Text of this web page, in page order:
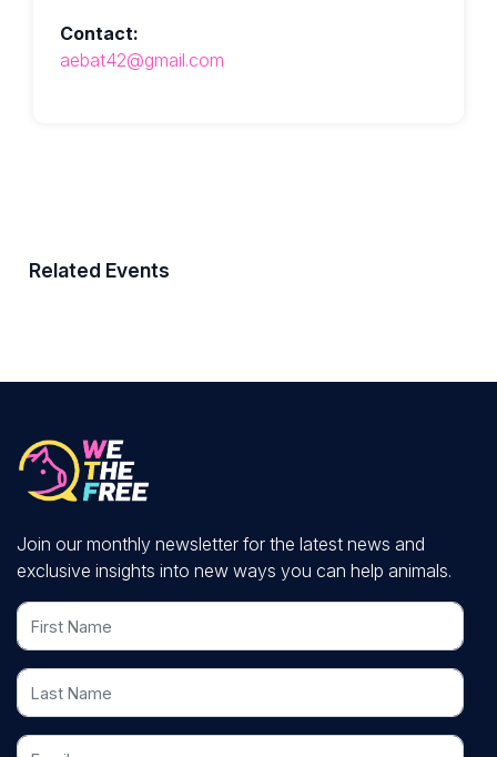
Contact:
aebat42@gmail.com
Related Events
Join our monthly newsletter for the latest news and
exclusive insights into new ways you can help animals.
First Name
Last Name
Email